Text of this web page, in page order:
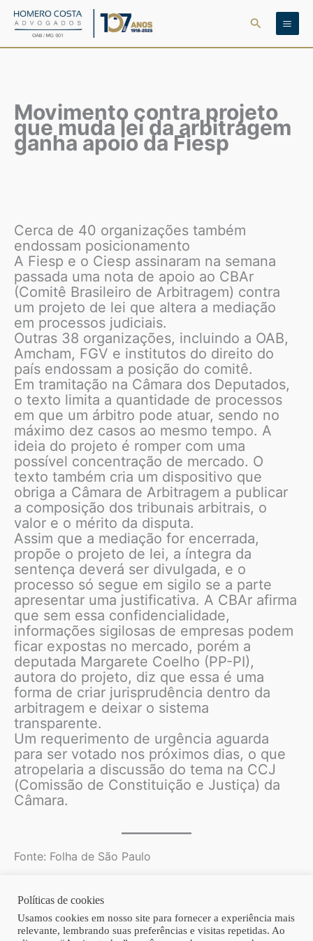
para
Pesquisar
Movimento contra projeto
que muda lei da arbitragem
ganha apoio da Fiesp
Cerca de 40 organizações também
endossam posicionamento
A Fiesp e o Ciesp assinaram na semana
passada uma nota de apoio ao CBAr
(Comitê Brasileiro de Arbitragem) contra
um projeto de lei que altera a mediação
em processos judiciais.
Outras 38 organizações, incluindo a OAB,
Amcham, FGV e institutos do direito do
país endossam a posição do comitê.
Em tramitação na Câmara dos Deputados,
o texto limita a quantidade de processos
em que um árbitro pode atuar, sendo no
máximo dez casos ao mesmo tempo. A
ideia do projeto é romper com uma
possível concentração de mercado. O
texto também cria um dispositivo que
obriga a Câmara de Arbitragem a publicar
a composição dos tribunais arbitrais, o
valor e o mérito da disputa.
Assim que a mediação for encerrada,
propõe o projeto de lei, a íntegra da
sentença deverá ser divulgada, e o
processo só segue em sigilo se a parte
apresentar uma justificativa. A CBAr afirma
que sem essa confidencialidade,
informações sigilosas de empresas podem
ficar expostas no mercado, porém a
deputada Margarete Coelho (PP-PI),
autora do projeto, diz que essa é uma
forma de criar jurisprudência dentro da
arbitragem e deixar o sistema
transparente.
Um requerimento de urgência aguarda
para ser votado nos próximos dias, o que
atropelaria a discussão do tema na CCJ
(Comissão de Constituição e Justiça) da
Câmara.
Fonte: Folha de São Paulo
Copyright © 2026 | Homero Costa Advogados
Políticas de cookies
Usamos cookies em nosso site para fornecer a experiência mais
relevante, lembrando suas preferências e visitas repetidas. Ao